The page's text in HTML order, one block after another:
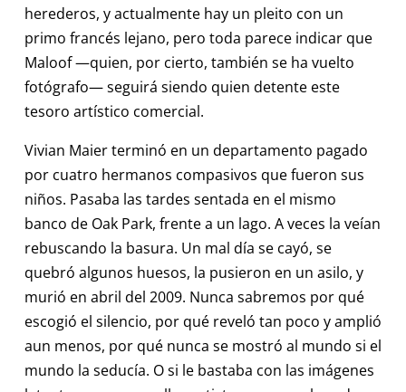
herederos, y actualmente hay un pleito con un
primo francés lejano, pero toda parece indicar que
Maloof —quien, por cierto, también se ha vuelto
fotógrafo— seguirá siendo quien detente este
tesoro artístico comercial.
Vivian Maier terminó en un departamento pagado
por cuatro hermanos compasivos que fueron sus
niños. Pasaba las tardes sentada en el mismo
banco de Oak Park, frente a un lago. A veces la veían
rebuscando la basura. Un mal día se cayó, se
quebró algunos huesos, la pusieron en un asilo, y
murió en abril del 2009. Nunca sabremos por qué
escogió el silencio, por qué reveló tan poco y amplió
aun menos, por qué nunca se mostró al mundo si el
mundo la seducía. O si le bastaba con las imágenes